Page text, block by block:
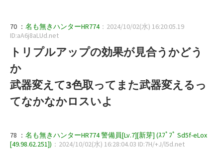
70 ： 名も無きハンターHR774：2024/10/02(水) 16:20:05.19
ID:aA6j8aLUd.net
トリプルアップの効果が見合うかどう
か
武器変えて3色取ってまた武器変えるっ
てなかなかロスいよ
78 ： 名も無きハンターHR774 警備員[Lv.7][新芽] (ｽﾌﾟﾌﾟ Sd5f-eLox
[49.98.62.251]) ：2024/10/02(水) 16:28:04.03 ID:7H/+J/l5d.net